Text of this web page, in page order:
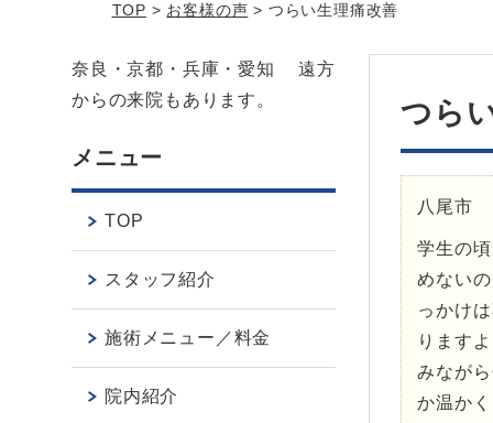
TOP > お客様の声 > つらい生理痛改善
つら
八尾市
学生の
めない
っかけ
ります
みなが
か温か
奈良・京都・兵庫・愛知 遠方
からの来院もあります。
メニュー
TOP
スタッフ紹介
施術メニュー／料金
院内紹介